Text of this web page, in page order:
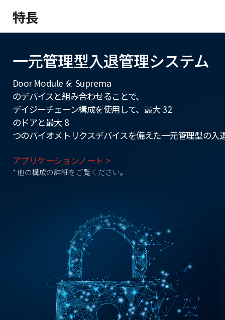
特長
一元管理型入退管理システム
Door Module を Suprema
のデバイスと組み合わせることで、
デイジーチェーン構成を使用して、最大 32
のドアと最大 8
つのバイオメトリクスデバイスを備えた一元管理型の
アプリケーションノート >
* 他の構成の詳細をご覧ください。